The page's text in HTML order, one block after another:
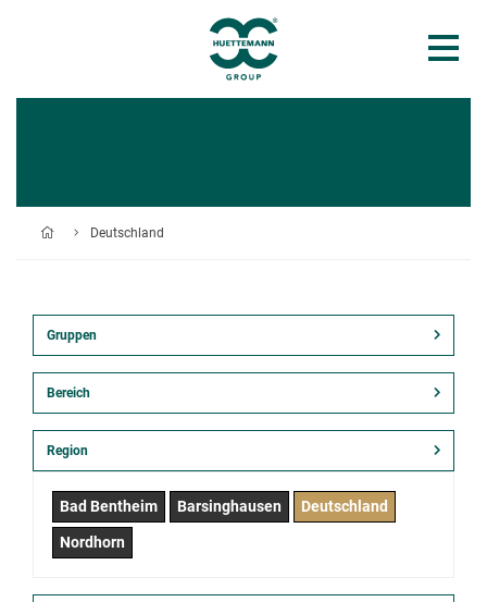
Deutschland
Gruppen
Bereich
Region
Bad Bentheim Barsinghausen
Deutschland
Nordhorn